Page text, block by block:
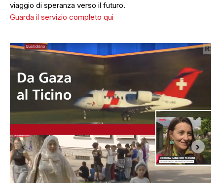
viaggio di speranza verso il futuro.
Guarda il servizio completo qui